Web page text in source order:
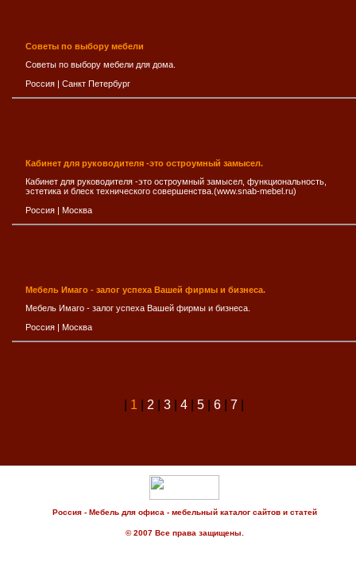
Советы по выбору мебели
Советы по выбору мебели для дома.
Россия
Санкт Петербург
Кабинет для руководителя -это остроумный замысел.
Кабинет для руководителя -это остроумный замысел, функциональность,
эстетика и блеск технического совершенства.(www.snab-mebel.ru)
Россия
Москва
Мебель Имаго - залог успеха Вашей фирмы и бизнеса.
Мебель Имаго - залог успеха Вашей фирмы и бизнеса.
Россия
Москва
1 2 3 4 5 6 7
Россия - Мебель для офиса - мебельный каталог сайтов и статей
© 2007 Все права защищены.